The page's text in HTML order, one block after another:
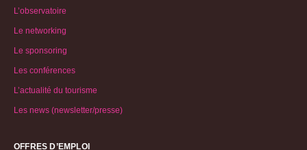
L’observatoire
Le networking
Le sponsoring
Les conférences
L’actualité du tourisme
Les news (newsletter/presse)
OFFRES D’EMPLOI